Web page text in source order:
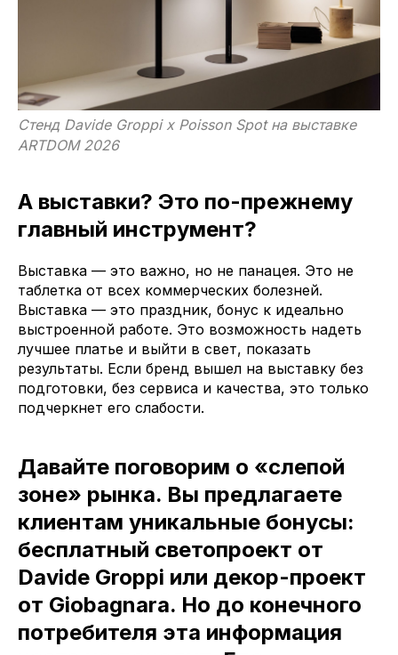
Стенд Davide Groppi x Poisson Spot на выставке
ARTDOM 2026
А выставки? Это по-прежнему
главный инструмент?
Выставка — это важно, но не панацея. Это не
таблетка от всех коммерческих болезней.
Выставка — это праздник, бонус к идеально
выстроенной работе. Это возможность надеть
лучшее платье и выйти в свет, показать
результаты. Если бренд вышел на выставку без
подготовки, без сервиса и качества, это только
подчеркнет его слабости.
Давайте поговорим о «слепой
зоне» рынка. Вы предлагаете
клиентам уникальные бонусы:
бесплатный светопроект от
Davide Groppi или декор-проект
от Giobagnara. Но до конечного
потребителя эта информация